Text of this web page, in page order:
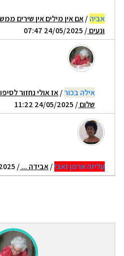
אביה/אם אין מילים אין שירים
ונעים/ 24/05/2025 07:47
אילה בכור/אז אולי נחזור
שלום/ 24/05/2025 11:22
עליזה ארמן זאבי/אבידה .../ 24/05/2025 22:52